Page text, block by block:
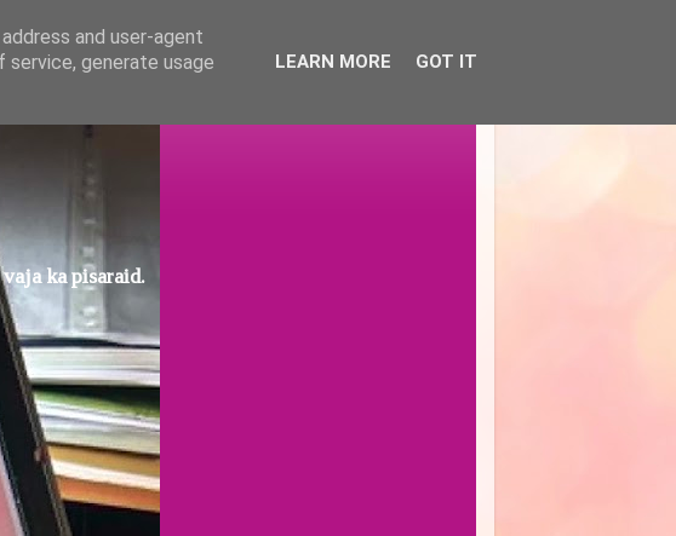
ka pisaraid.
and user-agent
generate usage
LEARN MORE GOT IT